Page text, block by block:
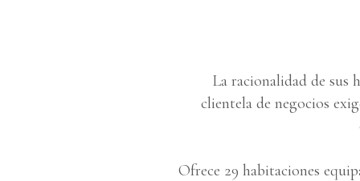
La racionalidad de sus
clientela de negocios
Ofrece 29 habitaciones